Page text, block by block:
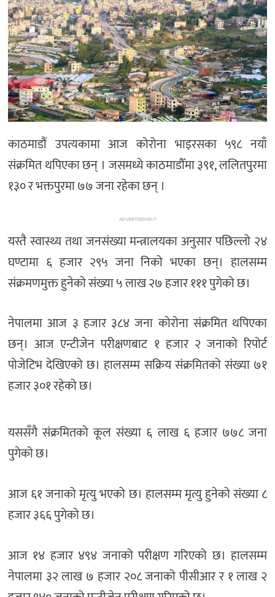
खेल
प्रविधि
भिडियो
काठमाडौं उपत्यकामा आज कोरोना भाइरसका ५९८ नयाँ
संक्रमित थपिएका छन् । जसमध्ये काठमाडौँमा ३९१, ललितपुरमा
१३० र भक्तपुरमा ७७ जना रहेका छन् ।
ADVERTISEMENT
यस्तै स्वास्थ्य तथा जनसंख्या मन्त्रालयका अनुसार पछिल्लो २४
घण्टामा ६ हजार २९५ जना निको भएका छन्। हालसम्म
संक्रमणमुक्त हुनेको संख्या ५ लाख २७ हजार १११ पुगेको छ।
नेपालमा आज ३ हजार ३८४ जना कोरोना संक्रमित थपिएका
छन्। आज एन्टीजेन परीक्षणबाट १ हजार २ जनाको रिपोर्ट
पोजेटिभ देखिएको छ। हालसम्म सक्रिय संक्रमितको संख्या ७१
हजार ३०१ रहेको छ।
यससँगै संक्रमितको कूल संख्या ६ लाख ६ हजार ७७८ जना
पुगेको छ।
आज ६१ जनाको मृत्यु भएको छ। हालसम्म मृत्यु हुनेको संख्या ८
हजार ३६६ पुगेको छ।
आज १४ हजार ४९४ जनाको परीक्षण गरिएको छ। हालसम्म
नेपालमा ३२ लाख ७ हजार २०८ जनाको पीसीआर र १ लाख २